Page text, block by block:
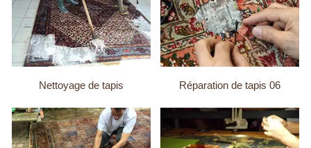
Nettoyage de tapis Réparation de tapis 06